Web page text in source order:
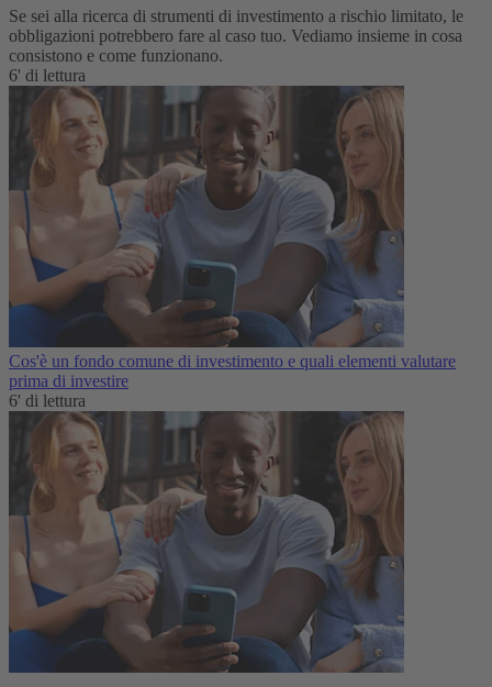
Se sei alla ricerca di strumenti di investimento a rischio limitato, le
obbligazioni potrebbero fare al caso tuo. Vediamo insieme in cosa
consistono e come funzionano.
6' di lettura
Cos'è un fondo comune di investimento e quali elementi valutare
prima di investire
6' di lettura